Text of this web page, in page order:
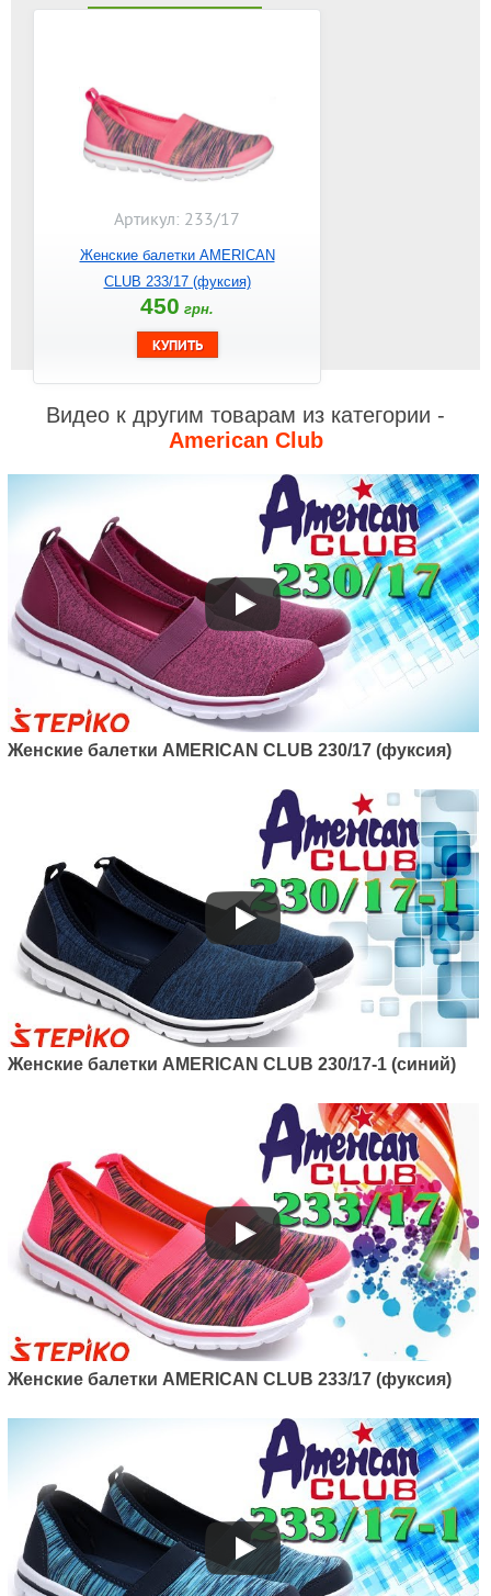
Артикул: 233/17
Женские балетки AMERICAN
CLUB 233/17 (фуксия)
450 грн.
Видео к другим товарам из категории -
American Club
Женские балетки AMERICAN CLUB 230/17 (фуксия)
Женские балетки AMERICAN CLUB 230/17-1 (синий)
Женские балетки AMERICAN CLUB 233/17 (фуксия)